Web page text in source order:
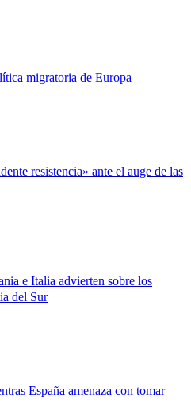
migratoria de Europa
resistencia» ante el auge de las
e Italia advierten sobre los
del Sur
España amenaza con tomar